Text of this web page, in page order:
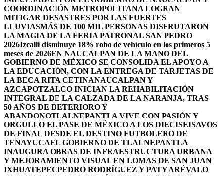
COORDINACIÓN METROPOLITANA LOGRAN
MITIGAR DESASTRES POR LAS FUERTES
LLUVIASMÁS DE 100 MIL PERSONAS DISFRUTARON
LA MAGIA DE LA FERIA PATRONAL SAN PEDRO
2026Izcalli disminuye 18% robo de vehículo en los primeros 5
meses de 2026EN NAUCALPAN DE LA MANO DEL
GOBIERNO DE MÉXICO SE CONSOLIDA EL APOYO A
LA EDUCACIÓN, CON LA ENTREGA DE TARJETAS DE
LA BECA RITA CETINANAUCALPAN Y
AZCAPOTZALCO INICIAN LA REHABILITACIÓN
INTEGRAL DE LA CALZADA DE LA NARANJA, TRAS
50 AÑOS DE DETERIORO Y
ABANDONOTLALNEPANTLA VIVE CON PASIÓN Y
ORGULLO EL PASE DE MÉXICO A LOS DIECISEISAVOS
DE FINAL DESDE EL DESTINO FUTBOLERO DE
TENAYUCAEL GOBIERNO DE TLALNEPANTLA
INAUGURA OBRAS DE INFRAESTRUCTURA URBANA
Y MEJORAMIENTO VISUAL EN LOMAS DE SAN JUAN
IXHUATEPECPEDRO RODRÍGUEZ Y PATY ARÉVALO